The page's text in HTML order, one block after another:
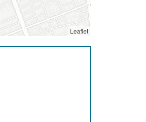
Leaflet